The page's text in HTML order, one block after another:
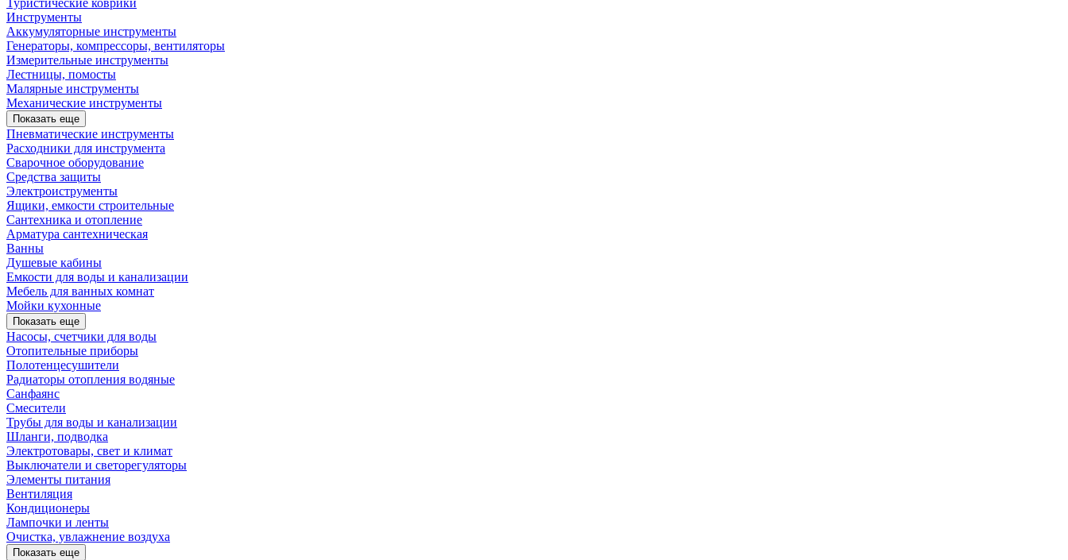
Туристические коврики
Инструменты
Аккумуляторные инструменты
Генераторы, компрессоры, вентиляторы
Измерительные инструменты
Лестницы, помосты
Малярные инструменты
Механические инструменты
Показать еще
Пневматические инструменты
Расходники для инструмента
Сварочное оборудование
Средства защиты
Электроиструменты
Ящики, емкости строительные
Сантехника и отопление
Арматура сантехническая
Ванны
Душевые кабины
Емкости для воды и канализации
Мебель для ванных комнат
Мойки кухонные
Показать еще
Насосы, счетчики для воды
Отопительные приборы
Полотенцесушители
Радиаторы отопления водяные
Санфаянс
Смесители
Трубы для воды и канализации
Шланги, подводка
Электротовары, свет и климат
Выключатели и светорегуляторы
Элементы питания
Вентиляция
Кондиционеры
Лампочки и ленты
Очистка, увлажнение воздуха
Показать еще